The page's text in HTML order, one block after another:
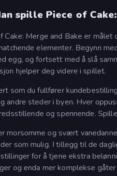
spille Piece of
Cake: Merge and Bake er
elementer. Begynn
egg, og fortsett med å slå
hjelper deg videre i spillet.
som du fullfører
andre steder i byen. Hver
og spennende.
morsomme og svært
som mulig. I tillegg til de
for å tjene ekstra
og enda mer komplekse gåter